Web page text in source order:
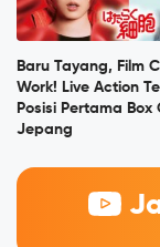
Baru Tayang, Film
Work! Live Action
Posisi Pertama Box
Jepang